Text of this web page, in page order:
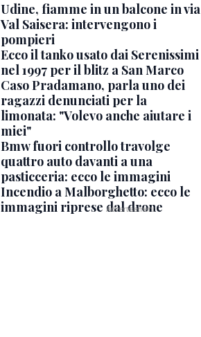
Udine, fiamme in un balcone in via
Val Saisera: intervengono i
pompieri
Ecco il tanko usato dai Serenissimi
nel 1997 per il blitz a San Marco
Caso Pradamano, parla uno dei
ragazzi denunciati per la
limonata: "Volevo anche aiutare i
miei"
Bmw fuori controllo travolge
quattro auto davanti a una
pasticceria: ecco le immagini
Incendio a Malborghetto: ecco le
immagini riprese dal drone